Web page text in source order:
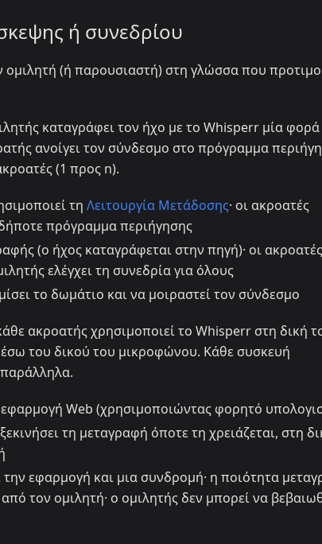
ή συνεδρίου
(ή παρουσιαστή) στη γλώσσα που
καταγράφει τον ήχο με το Whisperr μία φορά
ανοίγει τον σύνδεσμο στο πρόγραμμα
(1 προς n).
τη Λειτουργία Μετάδοσης· οι ακροατές
πρόγραμμα περιήγησης
(ο ήχος καταγράφεται στην πηγή)· οι
ελέγχει τη συνεδρία για όλους
το δωμάτιο και να μοιραστεί τον σύνδεσμο
ακροατής χρησιμοποιεί το Whisperr στη δική
του δικού του μικροφώνου. Κάθε συσκευή
Web (χρησιμοποιώντας φορητό
τη μεταγραφή όποτε τη χρειάζεται, στη
την εφαρμογή και μια συνδρομή· η ποιότητα
τον ομιλητή· ο ομιλητής δεν μπορεί να